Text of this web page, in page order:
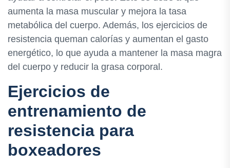
aumenta la masa muscular y mejora la tasa
metabólica del cuerpo. Además, los ejercicios de
resistencia queman calorías y aumentan el gasto
energético, lo que ayuda a mantener la masa magra
del cuerpo y reducir la grasa corporal.
Ejercicios de
entrenamiento de
resistencia para
boxeadores